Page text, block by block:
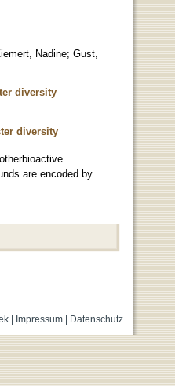
Nadine; Gust,
diversity
diversity
are encoded by
| Impressum| Datenschutz